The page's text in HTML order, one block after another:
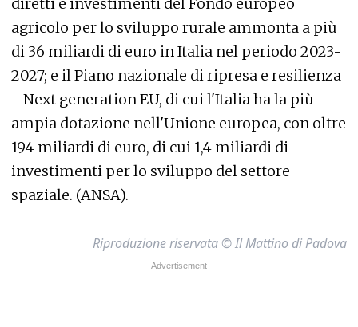
agricolo per lo sviluppo rurale ammonta a più
di 36 miliardi di euro in Italia nel periodo 2023-
2027; e il Piano nazionale di ripresa e resilienza
- Next generation EU, di cui l'Italia ha la più
ampia dotazione nell'Unione europea, con oltre
194 miliardi di euro, di cui 1,4 miliardi di
investimenti per lo sviluppo del settore
spaziale. (ANSA).
Riproduzione riservata © Il Mattino di Padova